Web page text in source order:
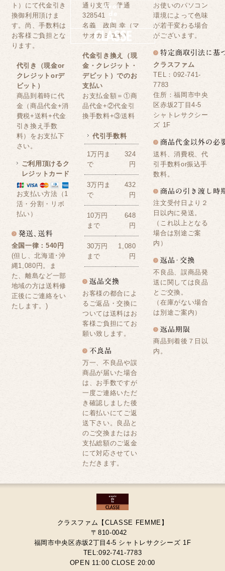
ト）にて代金引き
換御利用頂けま
す。尚、手数料は
お客様ご負担とな
ります。
代引き（現金or
クレジットorデ
ビット）
商品到着時に代
金（商品代金+消
費税+送料+代金
引き換え手数
料）をお支払下
さい。
ご利用頂けるク
レジットカード
お支払い方法（1
活・分割・リボ
払い）
全国一律：540円
(但し、北海道･沖
縄1,080円。ま
た、離島など一部
地域の方は送料修
正後にご連絡をい
たします。)
通り支店 普通
328541
名義 政岡 幸（マ
サオカミユキ）
代金引き換え（現
金・クレジット・
デビット）でのお
支払い
お支払金額＝①商
品代金+②代金引
換手数料+③送料
代引手数料
1万円ま
で
324
円
3万円ま
で
432
円
10万円
まで
648
円
30万円
まで
1,080
円
お客様の都合によ
るご返品・交換に
ついては送料はお
客様ご負担にてお
願い致します。
万一、不良品や誤
商品が届いた場合
は、お手数ですが
一度ご連絡いただ
き確認しました後
に着払いにてご返
送下さい。良品と
のご交換またはお
支払総額のご返金
にて対応させてい
ただきます。
お使いのパソコン
環境によって色味
が若干変わる場合
がございます。
クラスファム
TEL：092-741-
7783
住所：福岡市中央
区赤坂2丁目4-5
シャトレサクシー
ズ 1F
送料、消費税、代
引手数料or振込手
数料。
注文受付日より２
日以内に発送。
（これ以上となる
場合は別途ご案
内）
不良品、誤商品発
送に関しては良品
とご交換。
（在庫がない場合
は別途ご案内）
商品到着後７日以
内。
クラスファム【CLASSE FEMME】
〒810-0042
福岡市中央区赤坂2丁目4-5 シャトレサクシーズ 1F
TEL:092-741-7783
OPEN 11:00 CLOSE 20:00